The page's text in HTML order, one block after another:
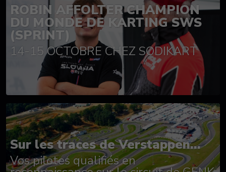
ROBIN AFFOLTER CHAMPION
DU MONDE DE KARTING SWS
(SPRINT)
14-15 OCTOBRE CHEZ SODIKART
Sur les traces de Verstappen...
Vos pilotes qualifiés en